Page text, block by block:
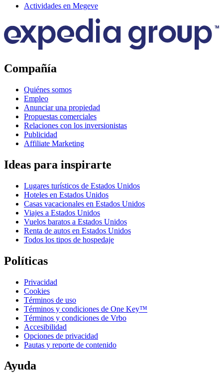
Actividades en Megeve
Compañía
Quiénes somos
Empleo
Anunciar una propiedad
Propuestas comerciales
Relaciones con los inversionistas
Publicidad
Affiliate Marketing
Ideas para inspirarte
Lugares turísticos de Estados Unidos
Hoteles en Estados Unidos
Casas vacacionales en Estados Unidos
Viajes a Estados Unidos
Vuelos baratos a Estados Unidos
Renta de autos en Estados Unidos
Todos los tipos de hospedaje
Políticas
Privacidad
Cookies
Términos de uso
Términos y condiciones de One Key™
Términos y condiciones de Vrbo
Accesibilidad
Opciones de privacidad
Pautas y reporte de contenido
Ayuda